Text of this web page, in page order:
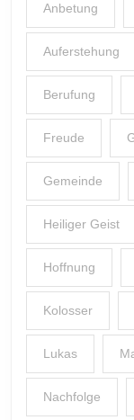
Anbetung
Auferstehung
Berufung
Freude
Gemeinde
Heiliger Geist
Hoffnung
Kolosser
Lukas
Nachfolge